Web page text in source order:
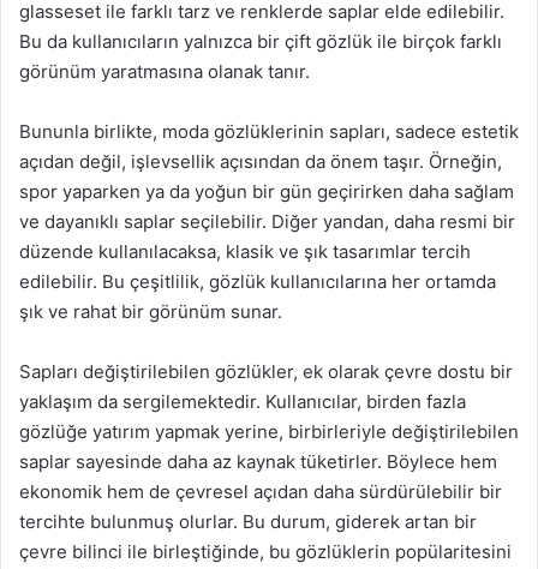
glasseset ile farklı tarz ve renklerde saplar elde edilebilir.
Bu da kullanıcıların yalnızca bir çift gözlük ile birçok farklı
görünüm yaratmasına olanak tanır.
Bununla birlikte, moda gözlüklerinin sapları, sadece estetik
açıdan değil, işlevsellik açısından da önem taşır. Örneğin,
spor yaparken ya da yoğun bir gün geçirirken daha sağlam
ve dayanıklı saplar seçilebilir. Diğer yandan, daha resmi bir
düzende kullanılacaksa, klasik ve şık tasarımlar tercih
edilebilir. Bu çeşitlilik, gözlük kullanıcılarına her ortamda
şık ve rahat bir görünüm sunar.
Sapları değiştirilebilen gözlükler, ek olarak çevre dostu bir
yaklaşım da sergilemektedir. Kullanıcılar, birden fazla
gözlüğe yatırım yapmak yerine, birbirleriyle değiştirilebilen
saplar sayesinde daha az kaynak tüketirler. Böylece hem
ekonomik hem de çevresel açıdan daha sürdürülebilir bir
tercihte bulunmuş olurlar. Bu durum, giderek artan bir
çevre bilinci ile birleştiğinde, bu gözlüklerin popülaritesini